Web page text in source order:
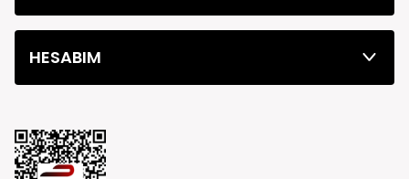
HESABIM